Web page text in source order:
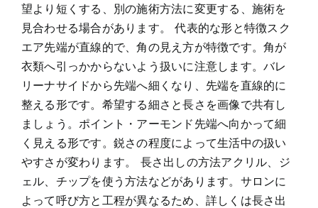
望より短くする、別の施術方法に変更する、施術を
見合わせる場合があります。 代表的な形と特徴スク
エア先端が直線的で、角の見え方が特徴です。角が
衣類へ引っかからないよう扱いに注意します。バレ
リーナサイドから先端へ細くなり、先端を直線的に
整える形です。希望する細さと長さを画像で共有し
ましょう。ポイント・アーモンド先端へ向かって細
く見える形です。鋭さの程度によって生活中の扱い
やすさが変わります。 長さ出しの方法アクリル、ジ
ェル、チップを使う方法などがあります。サロンに
よって呼び方と工程が異なるため、詳しくは長さ出